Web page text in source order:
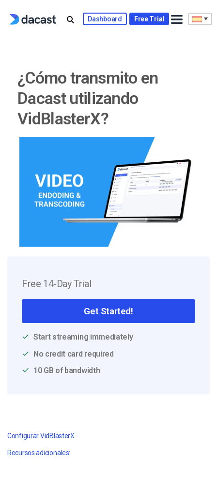
Dashboard Free Trial
¿Cómo transmito en
Dacast utilizando
VidBlasterX?
Free 14-Day Trial
Get Started!
Start streaming immediately
No credit card required
10 GB of bandwidth
Configurar VidBlasterX
Recursos adicionales: